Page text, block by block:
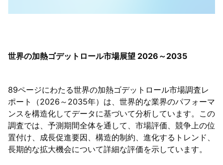
世界の加熱ゴデットロール市場展望 2026～2035
89ページにわたる世界の加熱ゴデットロール市場調査レ
ポート（2026～2035年）は、世界的な業界のパフォーマ
ンスを構造化してデータに基づいて分析しています。この
調査では、予測期間全体を通して、市場評価、競争上の位
置付け、成長促進要因、構造的制約、進化するトレンド、
長期的な拡大機会について詳細な評価を示しています。